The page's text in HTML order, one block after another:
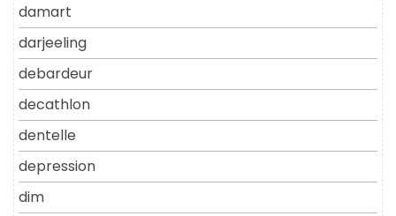
damart
darjeeling
debardeur
decathlon
dentelle
depression
dim